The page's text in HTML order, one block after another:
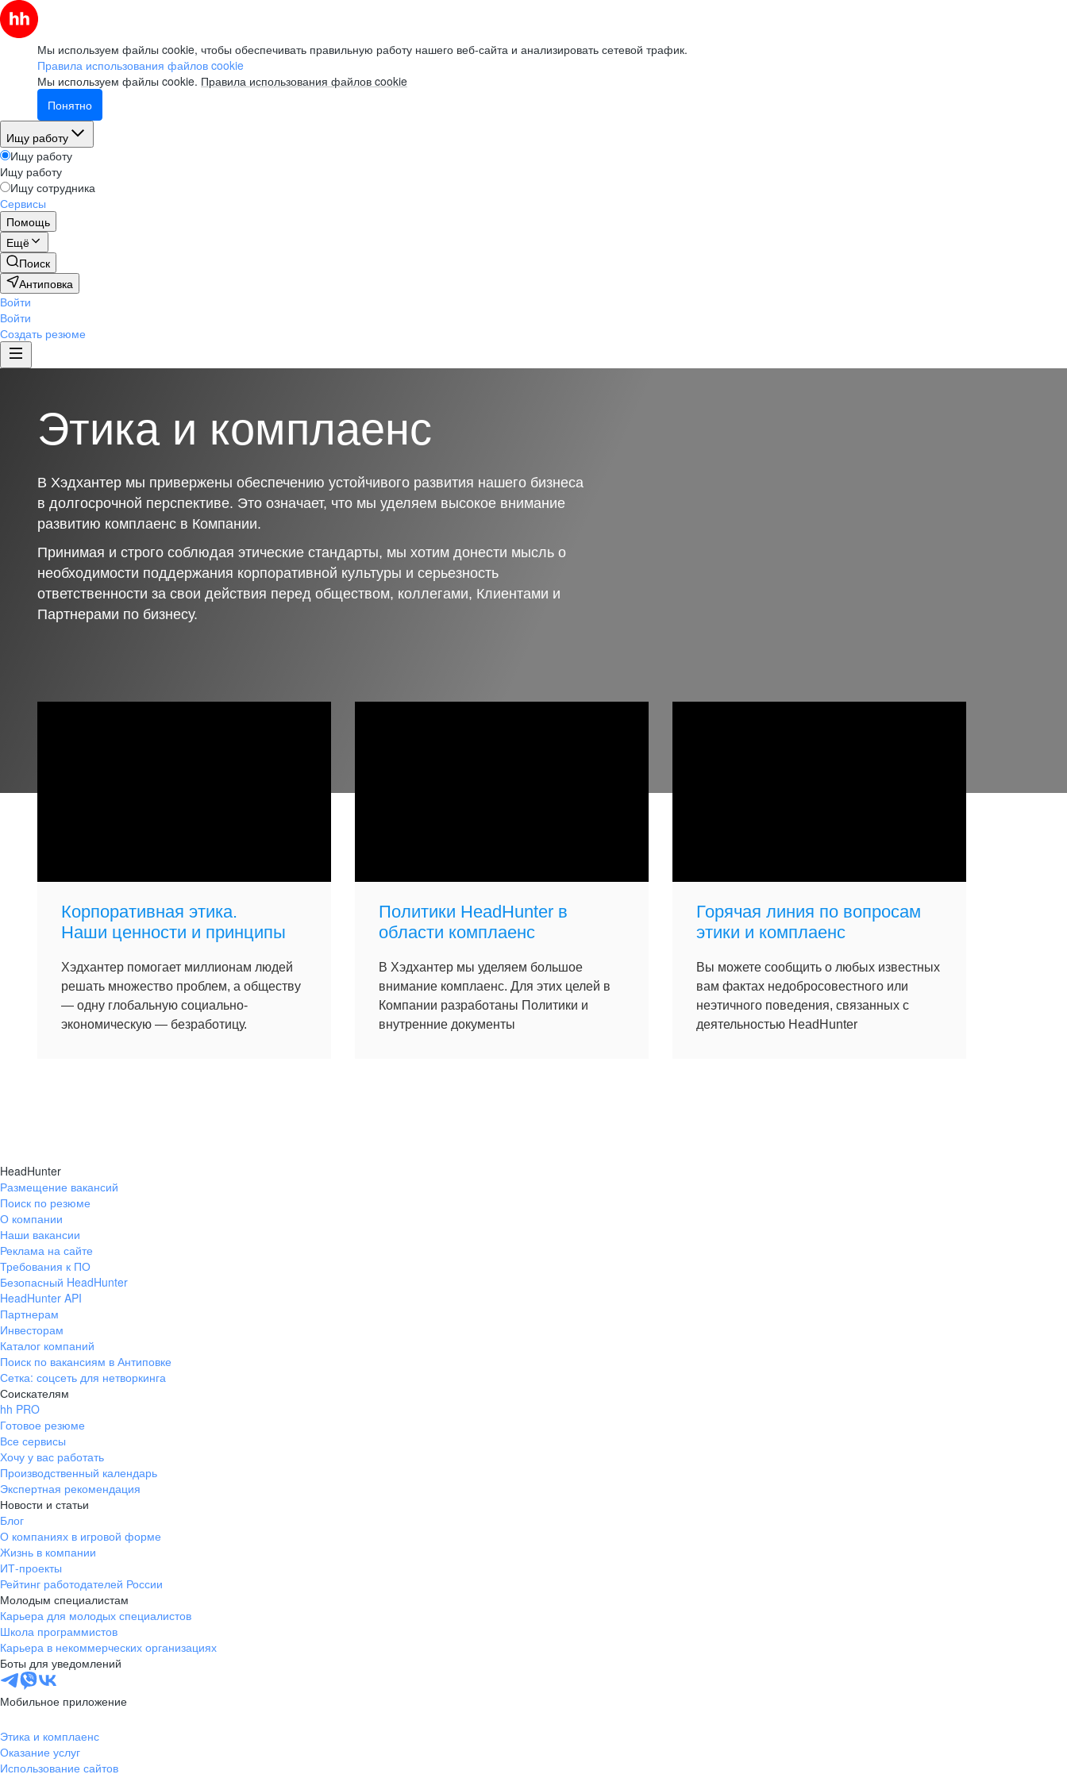
Мы используем файлы cookie, чтобы обеспечивать правильную работу нашего веб-сайта и анализировать сетевой трафик.
Правила использования файлов cookie
Мы используем файлы cookie. Правила использования файлов cookie
Понятно
Ищу работу
Ищу работу
Ищу работу
Ищу сотрудника
Сервисы
Помощь
Ещё
Поиск
Антиповка
Войти
Войти
Создать резюме
Этика и комплаенс
В Хэдхантер мы привержены обеспечению устойчивого развития нашего бизнеса
в долгосрочной перспективе. Это означает, что мы уделяем высокое внимание
развитию комплаенс в Компании.
Принимая и строго соблюдая этические стандарты, мы хотим донести мысль о
необходимости поддержания корпоративной культуры и серьезность
ответственности за свои действия перед обществом, коллегами, Клиентами и
Партнерами по бизнесу.
Корпоративная этика.
Наши ценности и принципы
Хэдхантер помогает миллионам людей
решать множество проблем, а обществу
— одну глобальную социально-
экономическую — безработицу.
Политики HeadHunter в
области комплаенс
В Хэдхантер мы уделяем большое
внимание комплаенс. Для этих целей в
Компании разработаны Политики и
внутренние документы
Горячая линия по вопросам
этики и комплаенс
Вы можете сообщить о любых известных
вам фактах недобросовестного или
неэтичного поведения, связанных с
деятельностью HeadHunter
HeadHunter
Размещение вакансий
Поиск по резюме
О компании
Наши вакансии
Реклама на сайте
Требования к ПО
Безопасный HeadHunter
HeadHunter API
Партнерам
Инвесторам
Каталог компаний
Поиск по вакансиям в Антиповке
Сетка: соцсеть для нетворкинга
Соискателям
hh PRO
Готовое резюме
Все сервисы
Хочу у вас работать
Производственный календарь
Экспертная рекомендация
Новости и статьи
Блог
О компаниях в игровой форме
Жизнь в компании
ИТ-проекты
Рейтинг работодателей России
Молодым специалистам
Карьера для молодых специалистов
Школа программистов
Карьера в некоммерческих организациях
Боты для уведомлений
Мобильное приложение
Этика и комплаенс
Оказание услуг
Использование сайтов